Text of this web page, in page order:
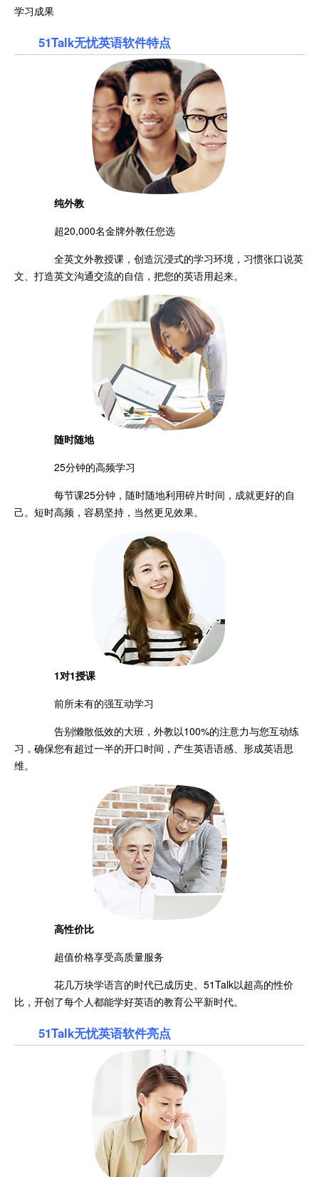
学习成果
51Talk无忧英语软件特点
纯外教
超20,000名金牌外教任您选
全英文外教授课，创造沉浸式的学习环境，习惯张口说英
文、打造英文沟通交流的自信，把您的英语用起来。
随时随地
25分钟的高频学习
每节课25分钟，随时随地利用碎片时间，成就更好的自
己。短时高频，容易坚持，当然更见效果。
1对1授课
前所未有的强互动学习
告别懒散低效的大班，外教以100%的注意力与您互动练
习，确保您有超过一半的开口时间，产生英语语感、形成英语思
维。
高性价比
超值价格享受高质量服务
花几万块学语言的时代已成历史。51Talk以超高的性价
比，开创了每个人都能学好英语的教育公平新时代。
51Talk无忧英语软件亮点